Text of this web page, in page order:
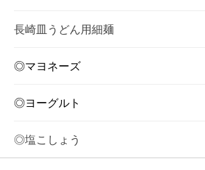
長崎皿うどん用細麺
◎マヨネーズ
◎ヨーグルト
◎塩こしょう